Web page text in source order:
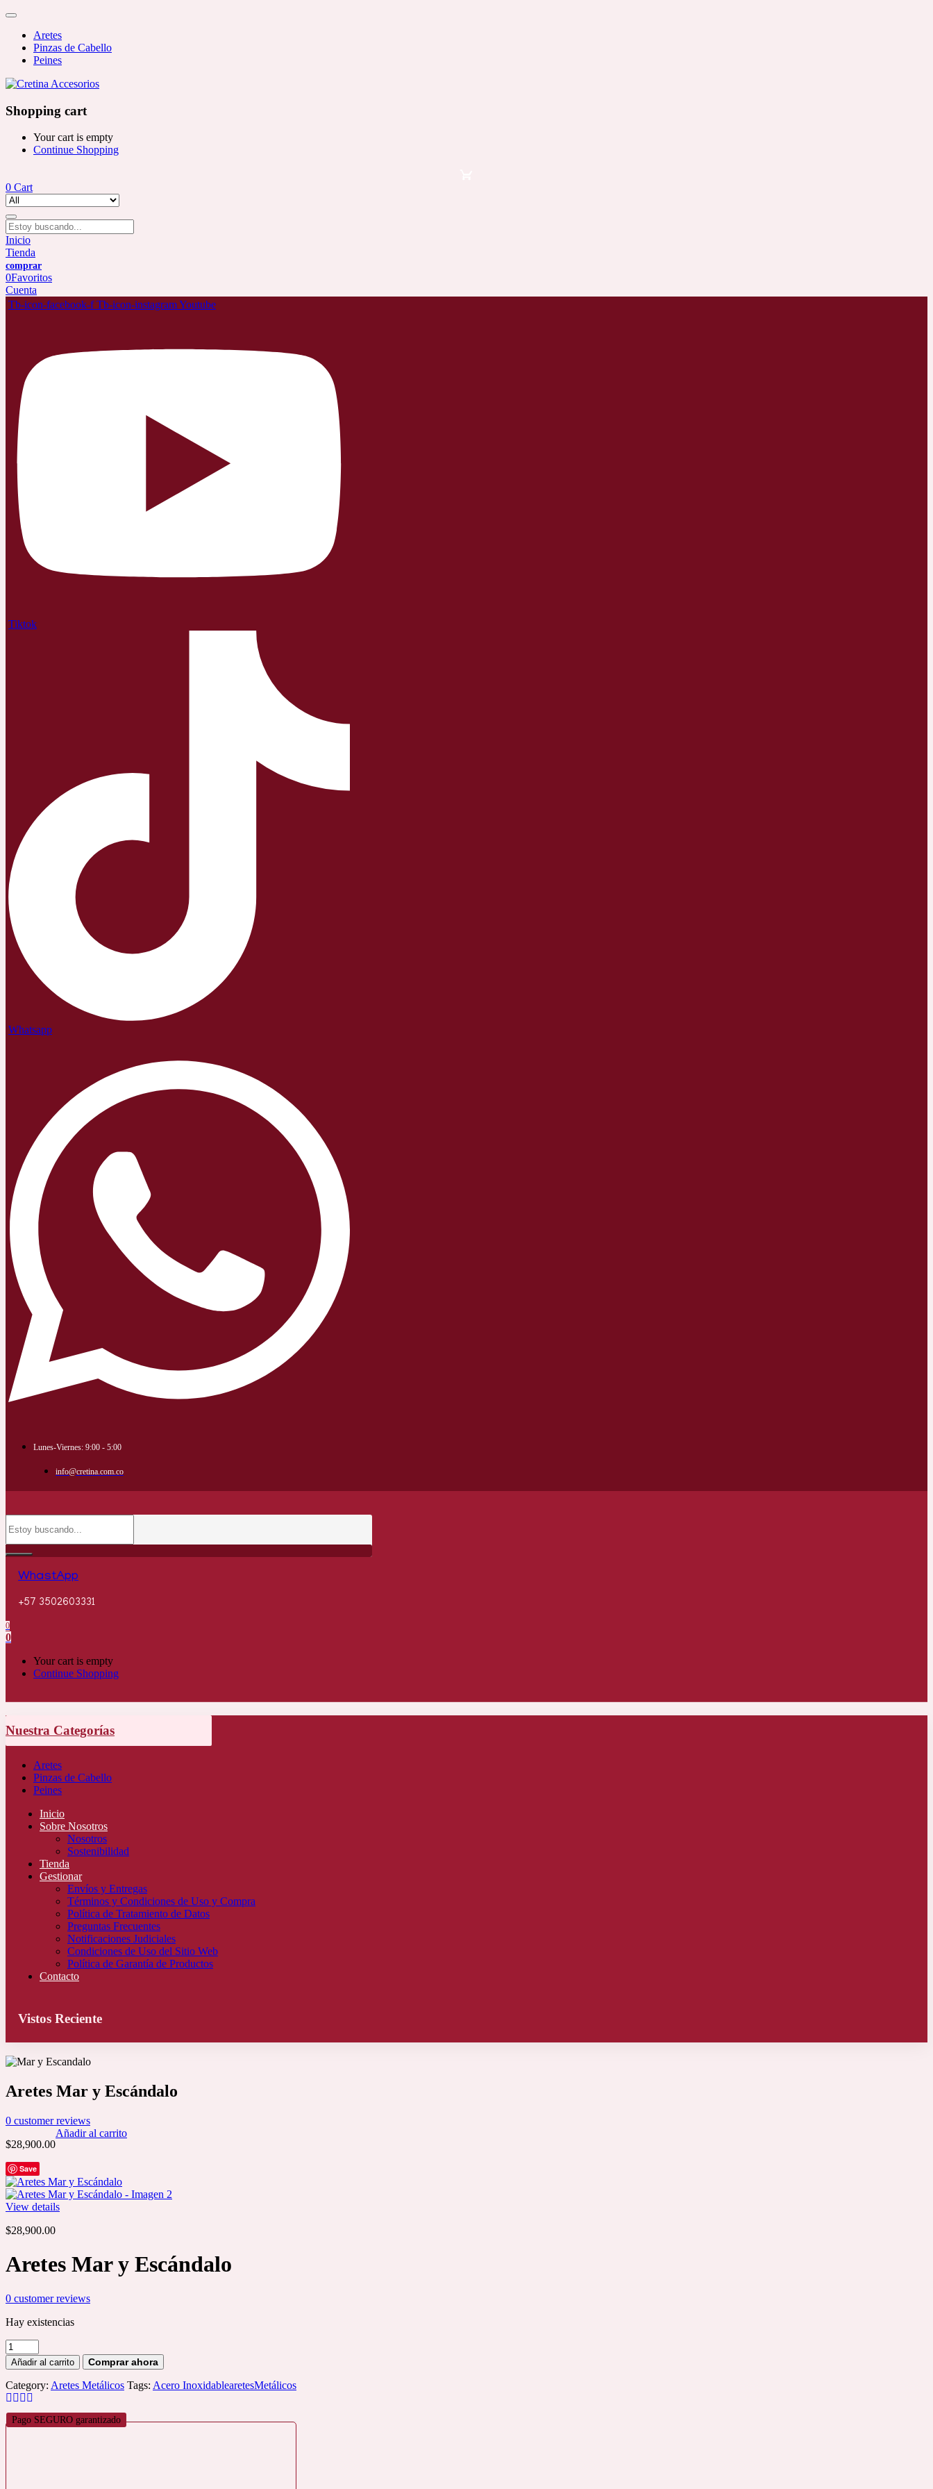
Aretes
Pinzas de Cabello
Peines
Shopping cart
Your cart is empty
Continue Shopping
0 Cart
Inicio
Tienda
0Favoritos
Cuenta
Tb-icon-facebook-f Tb-icon-instagramYoutube
Tiktok
Whatsapp
Lunes-Viernes: 9:00 - 5:00
info@cretina.com.co
WhastApp
+57 3502603331
0
0
Your cart is empty
Continue Shopping
Nuestra Categorías
Aretes
Pinzas de Cabello
Peines
Inicio
Sobre Nosotros
Nosotros
Sostenibilidad
Tienda
Gestionar
Envíos y Entregas
Términos y Condiciones de Uso y Compra
Política de Tratamiento de Datos
Preguntas Frecuentes
Notificaciones Judiciales
Condiciones de Uso del Sitio Web
Política de Garantía de Productos
Contacto
Vistos Reciente
Aretes Mar y Escándalo
0 customer reviews
$28,900.00
Añadir al carrito
Save
View details
$28,900.00
Aretes Mar y Escándalo
0 customer reviews
Hay existencias
Aretes
Mar
y
Escándalo
cantidad
Añadir al carrito
Category: Aretes Metálicos Tags: Acero InoxidablearetesMetálicos
Pago SEGURO garantizado